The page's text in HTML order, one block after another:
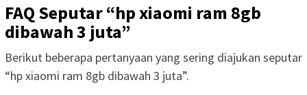
FAQ Seputar “hp xiaomi ram 8gb
dibawah 3 juta”
Berikut beberapa pertanyaan yang sering diajukan seputar
“hp xiaomi ram 8gb dibawah 3 juta”.